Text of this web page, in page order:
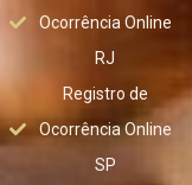
Ocorrência Online
RJ
Registro de
Ocorrência Online
SP